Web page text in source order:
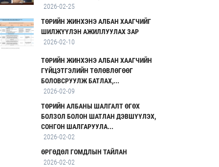
2026-02-25
ТӨРИЙН ЖИНХЭНЭ АЛБАН ХААГЧИЙГ
ШИЛЖҮҮЛЭН АЖИЛЛУУЛАХ ЗАР
2026-02-10
ТӨРИЙН ЖИНХЭНЭ АЛБАН ХААГЧИЙН
ГҮЙЦЭТГЭЛИЙН ТӨЛӨВЛӨГӨӨГ
БОЛОВСРУУЛЖ БАТЛАХ,...
2026-02-09
ТӨРИЙН АЛБАНЫ ШАЛГАЛТ ӨГӨХ
БОЛЗОЛ БОЛОН ШАТЛАН ДЭВШҮҮЛЭХ,
СОНГОН ШАЛГАРУУЛА...
2026-02-02
ӨРГӨДӨЛ ГОМДЛЫН ТАЙЛАН
2026-02-02